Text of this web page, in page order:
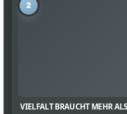
2
VIELFALT BRAUCHT MEHR